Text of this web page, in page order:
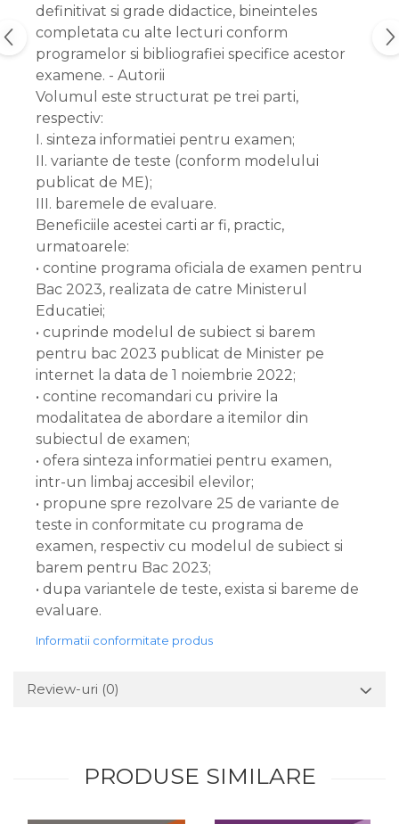
definitivat si grade didactice, bineinteles
completata cu alte lecturi conform
programelor si bibliografiei specifice acestor
examene. - Autorii
Volumul este structurat pe trei parti,
respectiv:
I. sinteza informatiei pentru examen;
II. variante de teste (conform modelului
publicat de ME);
III. baremele de evaluare.
Beneficiile acestei carti ar fi, practic,
urmatoarele:
• contine programa oficiala de examen pentru
Bac 2023, realizata de catre Ministerul
Educatiei;
• cuprinde modelul de subiect si barem
pentru bac 2023 publicat de Minister pe
internet la data de 1 noiembrie 2022;
• contine recomandari cu privire la
modalitatea de abordare a itemilor din
subiectul de examen;
• ofera sinteza informatiei pentru examen,
intr-un limbaj accesibil elevilor;
• propune spre rezolvare 25 de variante de
teste in conformitate cu programa de
examen, respectiv cu modelul de subiect si
barem pentru Bac 2023;
• dupa variantele de teste, exista si bareme de
evaluare.
Informatii conformitate produs
Review-uri (0)
PRODUSE SIMILARE